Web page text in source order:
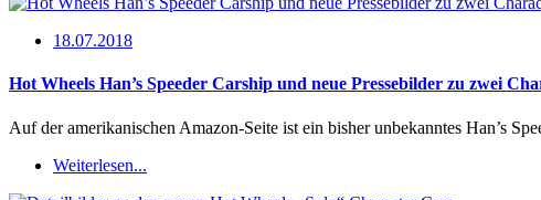
18.07.2018
Hot Wheels Han’s Speeder Carship und neue Pressebilder zu zwei
Auf der amerikanischen Amazon-Seite ist ein bisher unbekanntes Han’s
Weiterlesen...